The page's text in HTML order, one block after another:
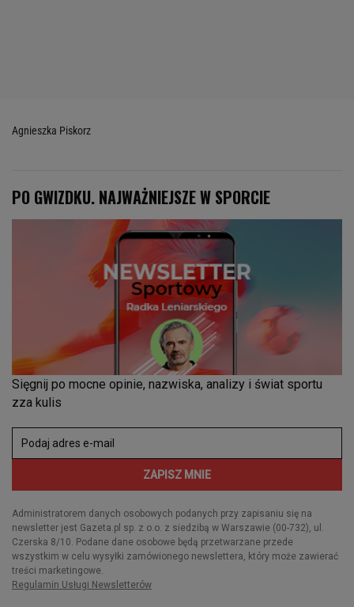
Agnieszka Piskorz